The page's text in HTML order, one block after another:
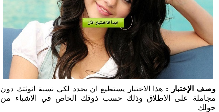
وصف الإختبار : هذا الاختبار يستطيع ان يحدد لكي نسبة انوثتك دون
مجاملة على الاطلاق وذلك حسب ذوقك الخاص في الاشياء من
حولك.